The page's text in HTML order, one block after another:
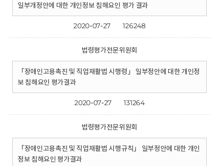
일부개정안에 대한 개인정보 침해요인 평가 결과
2020-07-27 126248
법령평가전문위원회
「장애인고용촉진 및 직업재활법 시행령」 일부정안에 대한 개인정
보 침해요인 평가결과
2020-07-27 131264
법령평가전문위원회
「장애인고용촉진 및 직업재활법 시행규칙」 일부정안에 대한 개인
정보 침해요인 평가결과